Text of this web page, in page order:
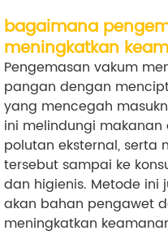
bagaimana
meningkatkan
Pengemasan vakum
pangan dengan
yang mencegah
ini melindungi
polutan eksternal, serta
tersebut sampai ke
dan higienis. Metode
akan bahan pengawet
meningkatkan